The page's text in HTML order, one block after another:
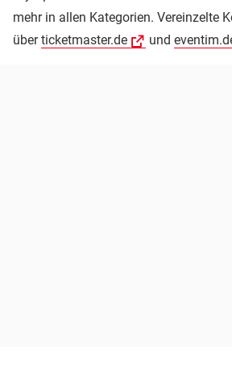
mehr in allen Kategorien. Vereinzelte
überticketmaster.de und